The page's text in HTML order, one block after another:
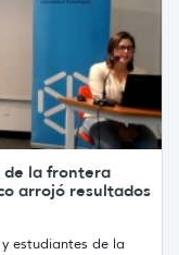
de la frontera
arrojó resultados
estudiantes de la